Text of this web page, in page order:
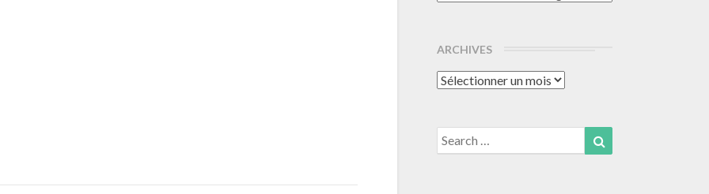
ARCHIVES
Archives
Search
for: